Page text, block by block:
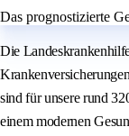
Das prognostizierte
Die
sind für unsere rund
einem modernen